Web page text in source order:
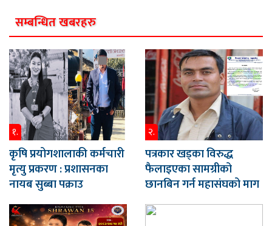
सम्बन्धित खबरहरु
१.
कृषि प्रयोगशालाकी कर्मचारी
मृत्यु प्रकरण : प्रशासनका
नायब सुब्बा पक्राउ
२.
पत्रकार खड्का विरुद्ध
फैलाइएका सामग्रीको
छानबिन गर्न महासंघको माग